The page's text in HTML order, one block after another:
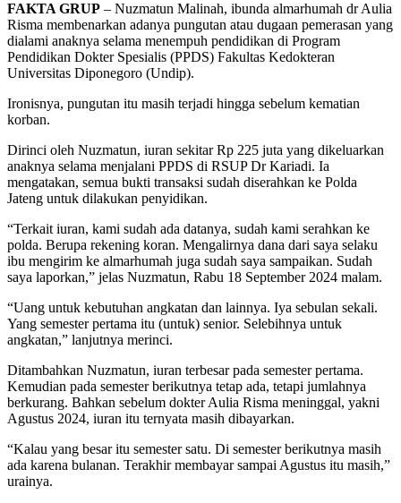
FAKTA GRUP – Nuzmatun Malinah, ibunda almarhumah dr Aulia
Risma membenarkan adanya pungutan atau dugaan pemerasan yang
dialami anaknya selama menempuh pendidikan di Program
Pendidikan Dokter Spesialis (PPDS) Fakultas Kedokteran
Universitas Diponegoro (Undip).
Ironisnya, pungutan itu masih terjadi hingga sebelum kematian
korban.
Dirinci oleh Nuzmatun, iuran sekitar Rp 225 juta yang dikeluarkan
anaknya selama menjalani PPDS di RSUP Dr Kariadi. Ia
mengatakan, semua bukti transaksi sudah diserahkan ke Polda
Jateng untuk dilakukan penyidikan.
“Terkait iuran, kami sudah ada datanya, sudah kami serahkan ke
polda. Berupa rekening koran. Mengalirnya dana dari saya selaku
ibu mengirim ke almarhumah juga sudah saya sampaikan. Sudah
saya laporkan,” jelas Nuzmatun, Rabu 18 September 2024 malam.
“Uang untuk kebutuhan angkatan dan lainnya. Iya sebulan sekali.
Yang semester pertama itu (untuk) senior. Selebihnya untuk
angkatan,” lanjutnya merinci.
Ditambahkan Nuzmatun, iuran terbesar pada semester pertama.
Kemudian pada semester berikutnya tetap ada, tetapi jumlahnya
berkurang. Bahkan sebelum dokter Aulia Risma meninggal, yakni
Agustus 2024, iuran itu ternyata masih dibayarkan.
“Kalau yang besar itu semester satu. Di semester berikutnya masih
ada karena bulanan. Terakhir membayar sampai Agustus itu masih,”
urainya.